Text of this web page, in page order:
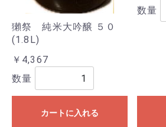
獺祭 純米大吟醸 ５０
(1.8L)
￥4,367
数量
カートに入れる
数量